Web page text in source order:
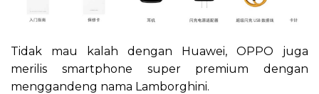
Tidak mau kalah dengan Huawei, OPPO juga
merilis smartphone super premium dengan
menggandeng nama Lamborghini.